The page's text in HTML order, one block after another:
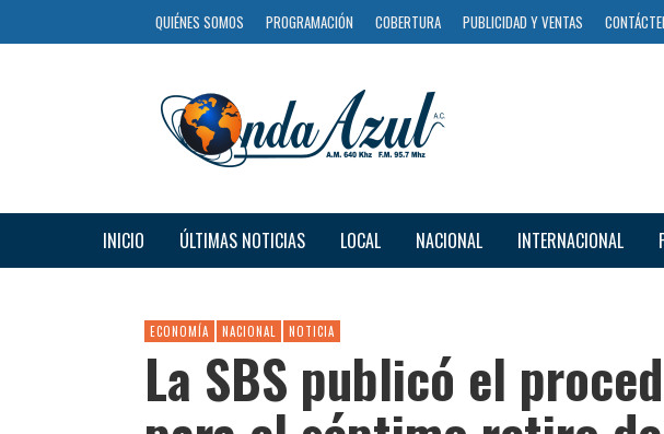
QUIÉNES SOMOS PROGRAMACIÓN COBERTURA PUBLICIDAD Y VENTAS
INICIO ÚLTIMAS NOTICIAS LOCAL NACIONAL INTERNACIONAL
ECONOMÍA NACIONAL NOTICIA
La SBS publicó el